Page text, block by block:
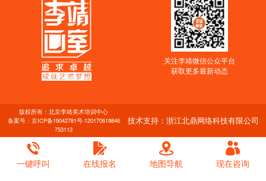
一键呼叫 在线报名 地图导航 现在咨询
关注李靖微信公众平台
获取更多最新动态
版权所有：北京李靖美术培训中心
备案号： 京ICP备19042781号-120170619846
753113
技术支持：浙江北鼎网络科技有限公司